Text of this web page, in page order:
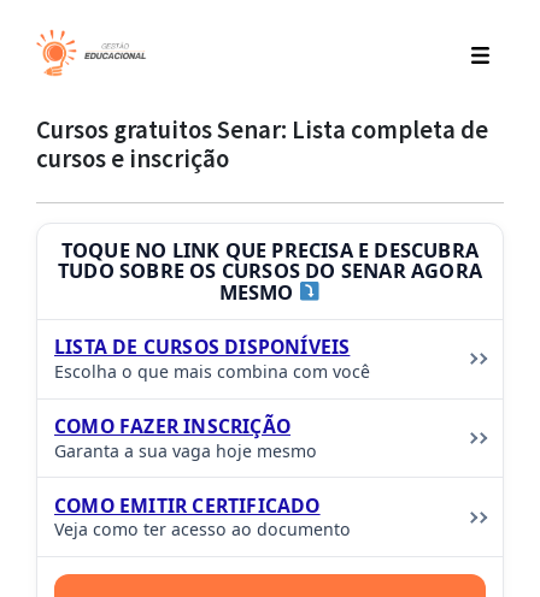
Cursos gratuitos Senar: Lista completa de
cursos e inscrição
TOQUE NO LINK QUE PRECISA E DESCUBRA
TUDO SOBRE OS CURSOS DO SENAR AGORA
MESMO
LISTA DE CURSOS DISPONÍVEIS
Escolha o que mais combina com você
COMO FAZER INSCRIÇÃO
Garanta a sua vaga hoje mesmo
COMO EMITIR CERTIFICADO
Veja como ter acesso ao documento